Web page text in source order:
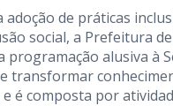
de práticas
social, a Prefeitura
programação alusiva à
transformar
é composta por